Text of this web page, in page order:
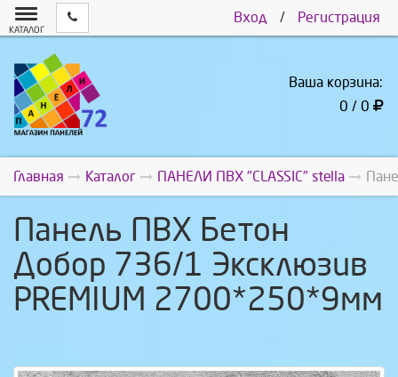
Вход / Регистрация
КАТАЛОГ
Ваша корзина:
0 / 0
Главная Каталог ПАНЕЛИ ПВХ "CLASSIC" stella
Панель ПВХ Бетон
Добор 736/1 Эксклюзив
PREMIUM 2700*250*9мм